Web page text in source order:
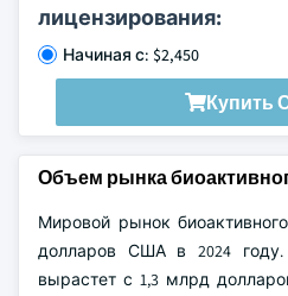
лицензирования:
Начиная с: $2,450
Купить
Объем рынка
Мировой рынок
долларов США в 2024
вырастет с 1,3 млрд